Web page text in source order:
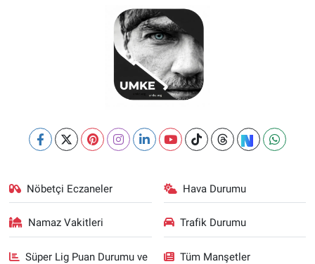
Nöbetçi Eczaneler Hava Durumu
Namaz Vakitleri Trafik Durumu
Süper Lig Puan Durumu ve
Tüm Manşetler